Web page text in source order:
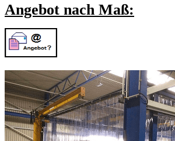
Angebot nach Maß: